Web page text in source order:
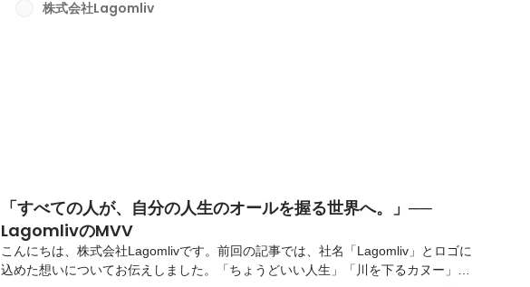
株式会社Lagomliv
「すべての人が、自分の人生のオールを握る世界へ。」──
LagomlivのMVV
こんにちは、株式会社Lagomlivです。前回の記事では、社名「Lagomliv」とロゴに
込めた想いについてお伝えしました。「ちょうどいい人生」「川を下るカヌー」